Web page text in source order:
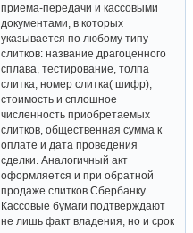
приема-передачи и кассовыми
документами, в которых
указывается по любому типу
слитков: название драгоценного
сплава, тестирование, толпа
слитка, номер слитка( шифр),
стоимость и сплошное
численность приобретаемых
слитков, общественная сумма к
оплате и дата проведения
сделки. Аналогичный акт
оформляется и при обратной
продаже слитков Сбербанку.
Кассовые бумаги подтверждают
не лишь факт владения, но и срок